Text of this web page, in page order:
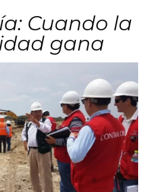
Cuando la
gana